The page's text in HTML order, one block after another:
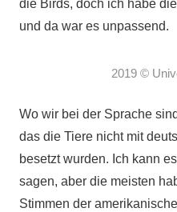
die Birds, doch ich habe
und da war es unpassend.
2019 ©
Wo wir bei der Sprache
das die Tiere nicht mit
besetzt wurden. Ich kann
sagen, aber die meisten
Stimmen der